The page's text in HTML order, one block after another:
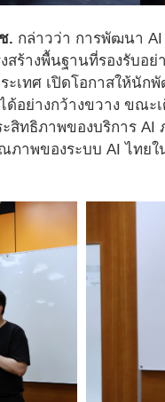
. กล่าวว่า การพัฒนา AI
ร้างพื้นฐานที่รองรับอ
ะเทศ เปิดโอกาสให้นั
อย่างกว้างขวาง ขณะ
สิทธิภาพของบริการ
าพของระบบ AI ไทยใ